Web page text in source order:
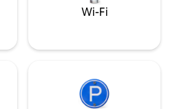
узбережжя.
Wi-Fi